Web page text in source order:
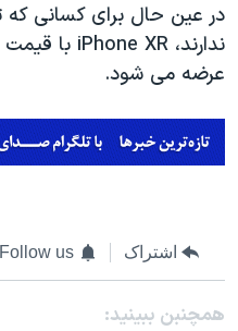
ندارند، iPhone XR
عرضه می شود.
اشتراک Follow us
همچنبن ببینید: